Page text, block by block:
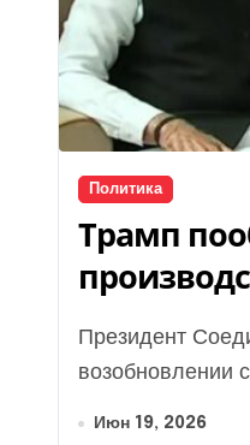
Политика
Трамп
Президент Соединенных Штатов Америки Дональд Трамп ответил на вопрос о
возобновлении
Июн 19, 2026